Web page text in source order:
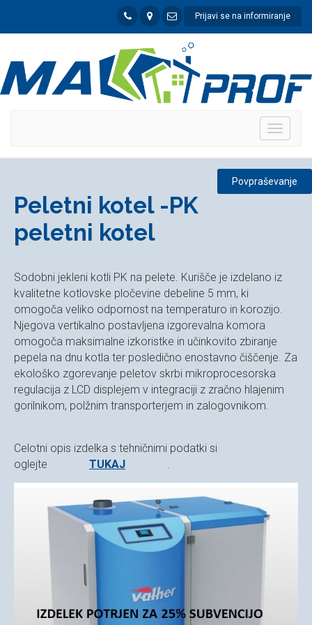
Prijavi se na informiranje
Toggle
Povpraševanje
Peletni kotel -PK
peletni kotel
Sodobni jekleni kotli PK na pelete. Kurišče je izdelano iz
kvalitetne kotlovske pločevine debeline 5 mm, ki
omogoča veliko odpornost na temperaturo in korozijo.
Njegova vertikalno postavljena izgorevalna komora
omogoča maksimalne izkoristke in učinkovito zbiranje
pepela na dnu kotla ter posledično enostavno čiščenje. Za
ekološko zgorevanje peletov skrbi mikroprocesorska
regulacija z LCD displejem v integraciji z zračno hlajenim
gorilnikom, polžnim transporterjem in zalogovnikom.
Celotni opis izdelka s tehničnimi podatki si
oglejte
TUKAJ .